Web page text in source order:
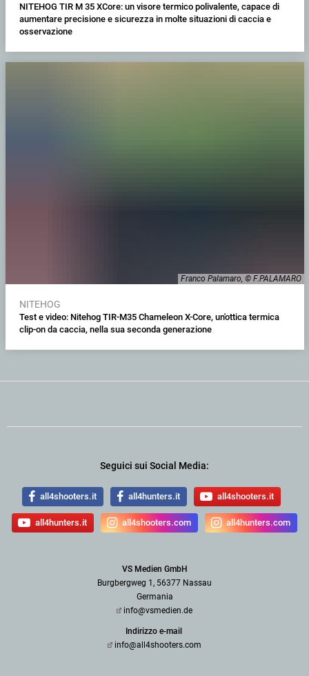
NITEHOG TIR M 35 XCore: un visore termico polivalente, capace di
aumentare precisione e sicurezza in molte situazioni di caccia e
osservazione
Franco Palamaro, © F.PALAMARO
NITEHOG
Test e video: Nitehog TIR-M35 Chameleon X-Core, un'ottica termica
clip-on da caccia, nella sua seconda generazione
Seguici sui Social Media:
all4shooters.it all4hunters.it all4shooters.it
all4hunters.it all4shooters.com all4hunters.com
VS Medien GmbH
Burgbergweg 1, 56377 Nassau
Germania
info@vsmedien.de
Indirizzo e-mail
info@all4shooters.com